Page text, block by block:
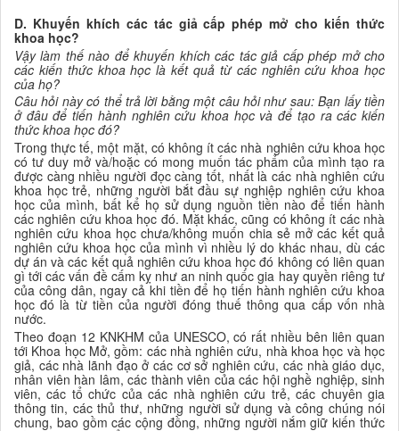
D. Khuyến khích các tác giả cấp phép mở cho kiến thức
khoa học?
Vậy làm thế nào để khuyến khích các tác giả cấp phép mở cho
các kiến thức khoa họclà kết quả từ các nghiên cứukhoa học
của họ?
Câu hỏi này có thể trả lời bằng một câu hỏi như sau: Bạn lấy tiền
ở đâu để tiến hành nghiên cứu khoa học và để tạoracác kiến
thức khoa học đó?
Trong thực tế, một mặt, có không ít các nhà nghiên cứu khoa học
có tư duy mở và/hoặc có mong muốn tác phẩm của mình tạo ra
được càng nhiều người đọc càng tốt, nhất là các nhà nghiên cứu
khoa họctrẻ, những người bắt đầu sự nghiệp nghiên cứukhoa
học của mình, bất kể họ sử dụng nguồn tiền nào để tiến hành
các nghiên cứu khoa học đó. Mặtkhác, cũng có không ít các nhà
nghiên cứu khoa họcchưa/không muốn chia sẻ mở các kết quả
nghiên cứu khoa học của mình vì nhiều lý do khác nhau, dù các
dự án và các kết quả nghiên cứukhoa họcđó không có liên quan
gì tới các vấn đề cấm kỵ như an ninh quốc gia hay quyền riêng tư
của công dân, ngay cả khi tiền để họ tiến hành nghiên cứu khoa
học đó là từ tiền của người đóng thuế thông qua cấp vốn nhà
nước.
Theo đoạn 12 KNKHM của UNESCO, có rất nhiều bên liên quan
tới Khoa học Mở, gồm: các nhà nghiên cứu, nhà khoa học và học
giả, các nhà lãnh đạo ở các cơ sở nghiên cứu,các nhà giáo dục,
nhân viên hàn lâm, các thành viên của các hội nghề nghiệp, sinh
viên,các tổ chức của các nhà nghiên cứu trẻ, các chuyên gia
thông tin, cácthủ thư, những người sử dụng và công chúng nói
chung, bao gồm các cộng đồng, những người nắm giữ kiến thức